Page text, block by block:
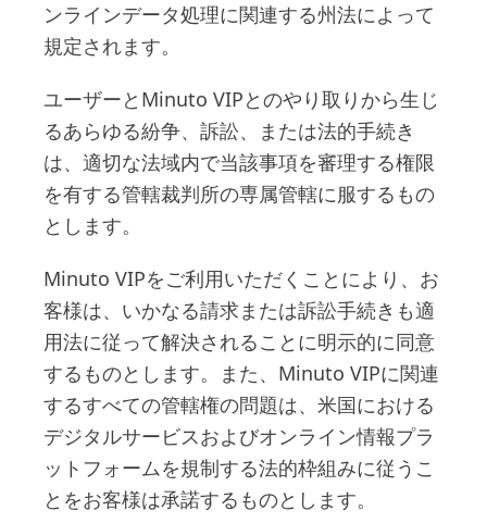
ンラインデータ処理に関連する州法によって
規定されます。
ユーザーとMinuto VIPとのやり取りから生じ
るあらゆる紛争、訴訟、または法的手続き
は、適切な法域内で当該事項を審理する権限
を有する管轄裁判所の専属管轄に服するもの
とします。
Minuto VIPをご利用いただくことにより、お
客様は、いかなる請求または訴訟手続きも適
用法に従って解決されることに明示的に同意
するものとします。また、Minuto VIPに関連
するすべての管轄権の問題は、米国における
デジタルサービスおよびオンライン情報プラ
ットフォームを規制する法的枠組みに従うこ
とをお客様は承諾するものとします。